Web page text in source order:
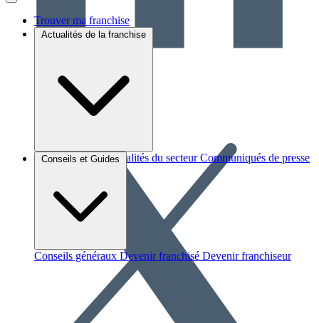
Trouver ma franchise
Actualités de la franchise
Brèves et actus Actualités du secteur Communiqués de presse
Conseils et Guides
Conseils généraux Devenir franchisé Devenir franchiseur